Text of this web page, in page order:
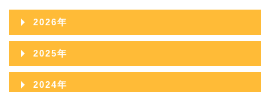
2026年
2026年08月
2026年07月
2025年
2025年12月
2024年